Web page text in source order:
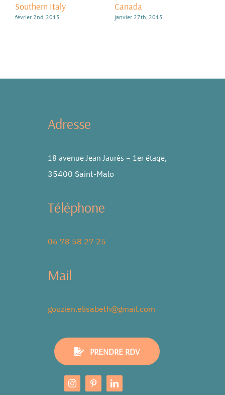
Southern Italy
février 2nd, 2015
Canada
janvier 27th, 2015
Adresse
18 avenue Jean Jaurès – 1er étage,
35400 Saint-Malo
Téléphone
06 78 58 27 25
Mail
gouzien.elisabeth@gmail.com
PRENDRE RDV